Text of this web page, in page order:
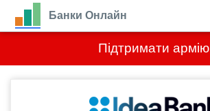
Підтримати армію
Банки Онлайн